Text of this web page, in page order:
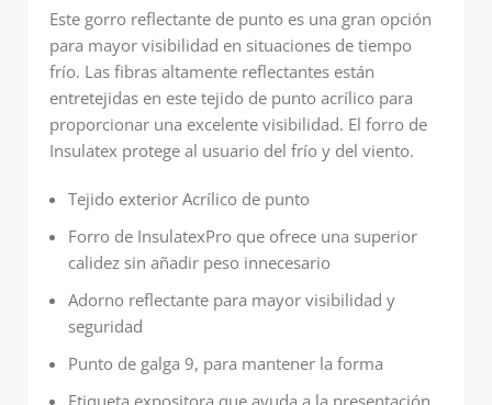
Este gorro reflectante de punto es una gran opción
para mayor visibilidad en situaciones de tiempo
frío. Las fibras altamente reflectantes están
entretejidas en este tejido de punto acrílico para
proporcionar una excelente visibilidad. El forro de
Insulatex protege al usuario del frío y del viento.
Tejido exterior Acrílico de punto
Forro de InsulatexPro que ofrece una superior
calidez sin añadir peso innecesario
Adorno reflectante para mayor visibilidad y
seguridad
Punto de galga 9, para mantener la forma
Etiqueta expositora que ayuda a la presentación